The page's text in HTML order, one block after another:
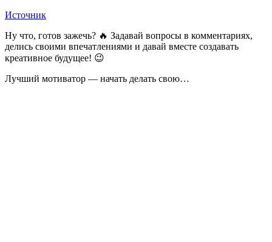
Источник
Ну что, готов зажечь? 🔥 Задавай вопросы в комментариях,
делись своими впечатлениями и давай вместе создавать
креативное будущее! 😉
Лучший мотиватор — начать делать свою…